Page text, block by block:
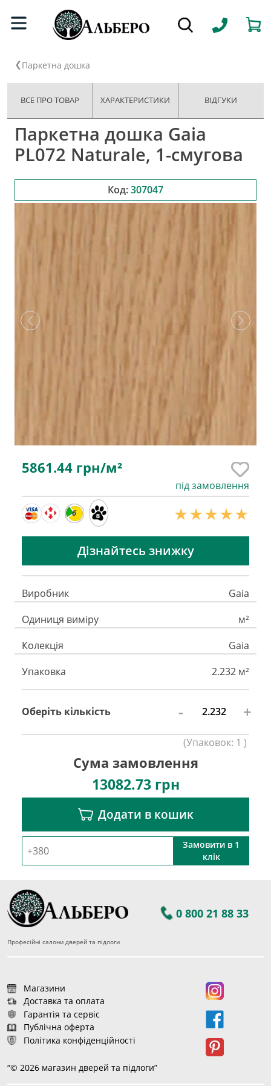
Паркетна дошка
ВСЕ ПРО ТОВАР ХАРАКТЕРИСТИКИ ВІДГУКИ
Паркетна дошка Gaia
PL072 Naturale, 1-смугова
Код:307047
5861.44 грн/м²
під замовлення
6
Дізнайтесь знижку
Виробник
Gaia
Одиниця виміру
м²
Колекція
Gaia
Упаковка
2.232 м²
Оберіть кількість - +
(Упаковок: 1 )
Сума замовлення
13082.73грн
Додати в кошик
Замовити в 1
клік
0 800 21 88 33
Професійні салони дверей та підлоги
Магазини
Доставка та оплата
Гарантія та сервіс
Публічна оферта
Політика конфіденційності
“© 2026 магазин дверей та підлоги”